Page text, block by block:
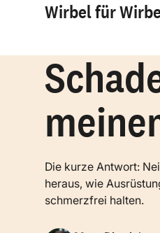
Wirbel für
Die kurze Antwort:
heraus, wie
schmerzfrei halten.